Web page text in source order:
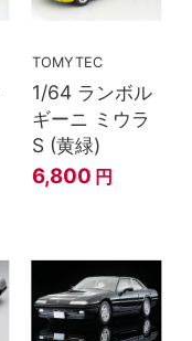
TOMYTEC
1/64 ランボル
ギーニ ミウラ
S (黄緑)
6,800 円